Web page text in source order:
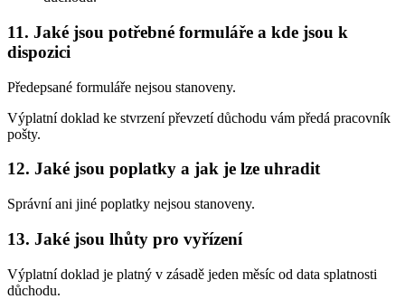
11. Jaké jsou potřebné formuláře a kde jsou k
dispozici
Předepsané formuláře nejsou stanoveny.
Výplatní doklad ke stvrzení převzetí důchodu vám předá pracovník
pošty.
12. Jaké jsou poplatky a jak je lze uhradit
Správní ani jiné poplatky nejsou stanoveny.
13. Jaké jsou lhůty pro vyřízení
Výplatní doklad je platný v zásadě jeden měsíc od data splatnosti
důchodu.